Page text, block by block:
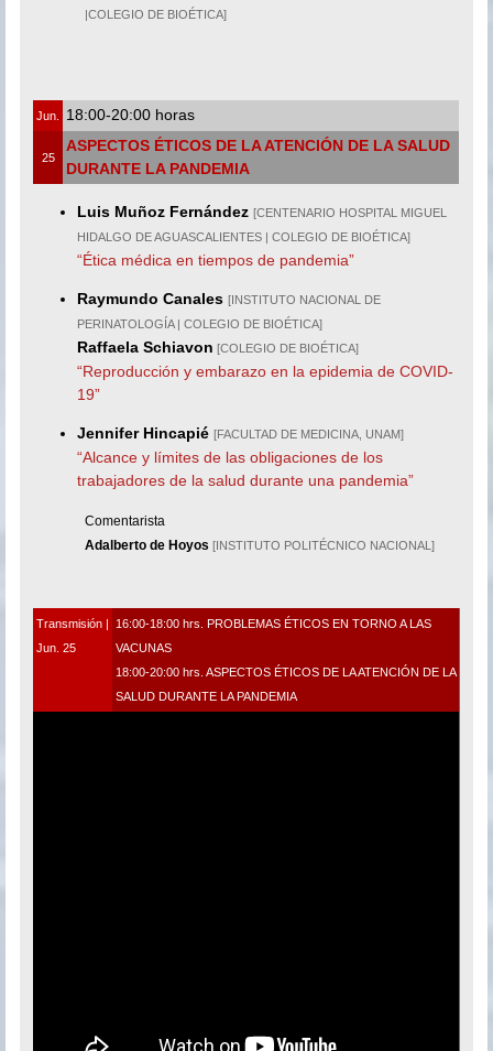
|COLEGIO DE BIOÉTICA]
Jun. 18:00-20:00 horas
25
ASPECTOS ÉTICOS DE LA ATENCIÓN DE LA SALUD
DURANTE LA PANDEMIA
Luis Muñoz Fernández [CENTENARIO HOSPITAL MIGUEL
HIDALGO DE AGUASCALIENTES | COLEGIO DE BIOÉTICA]
“Ética médica en tiempos de pandemia”
Raymundo Canales [INSTITUTO NACIONAL DE
PERINATOLOGÍA | COLEGIO DE BIOÉTICA]
Raffaela Schiavon [COLEGIO DE BIOÉTICA]
“Reproducción y embarazo en la epidemia de COVID-
19”
Jennifer Hincapié [FACULTAD DE MEDICINA, UNAM]
“Alcance y límites de las obligaciones de los
trabajadores de la salud durante una pandemia”
Comentarista
Adalberto de Hoyos [INSTITUTO POLITÉCNICO NACIONAL]
Transmisión |
Jun. 25
16:00-18:00 hrs. PROBLEMAS ÉTICOS EN TORNO A LAS
VACUNAS
18:00-20:00 hrs. ASPECTOS ÉTICOS DE LA ATENCIÓN DE LA
SALUD DURANTE LA PANDEMIA